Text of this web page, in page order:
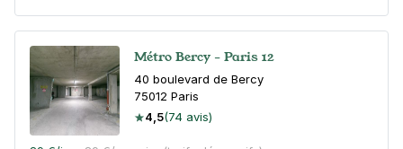
Métro Bercy - Paris 12
40 boulevard de Bercy
75012 Paris
4,5(74 avis)